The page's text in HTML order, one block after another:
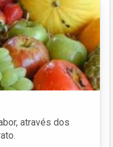
através dos